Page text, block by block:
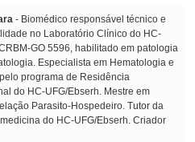
- Biomédico responsável técnico e
no Laboratório Clínico do HC-
GO 5596, habilitado em patologia
Especialista em Hematologia e
programa de Residência
do HC-UFG/Ebserh. Mestre em
Parasito-Hospedeiro. Tutor da
do HC-UFG/Ebserh. Criador